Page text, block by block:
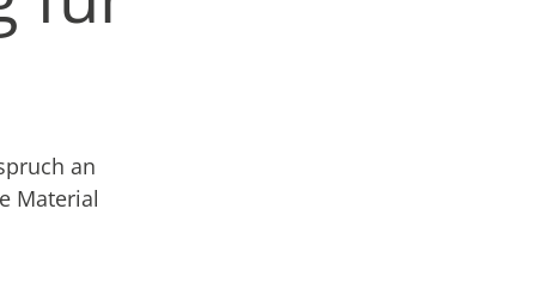
an
Material